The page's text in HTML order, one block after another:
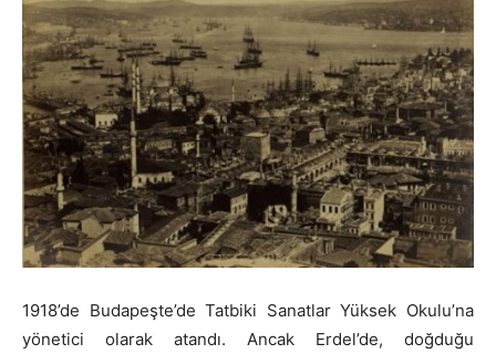
1918’de Budapeşte’de Tatbiki Sanatlar Yüksek Okulu’na
yönetici olarak atandı. Ancak Erdel’de, doğduğu